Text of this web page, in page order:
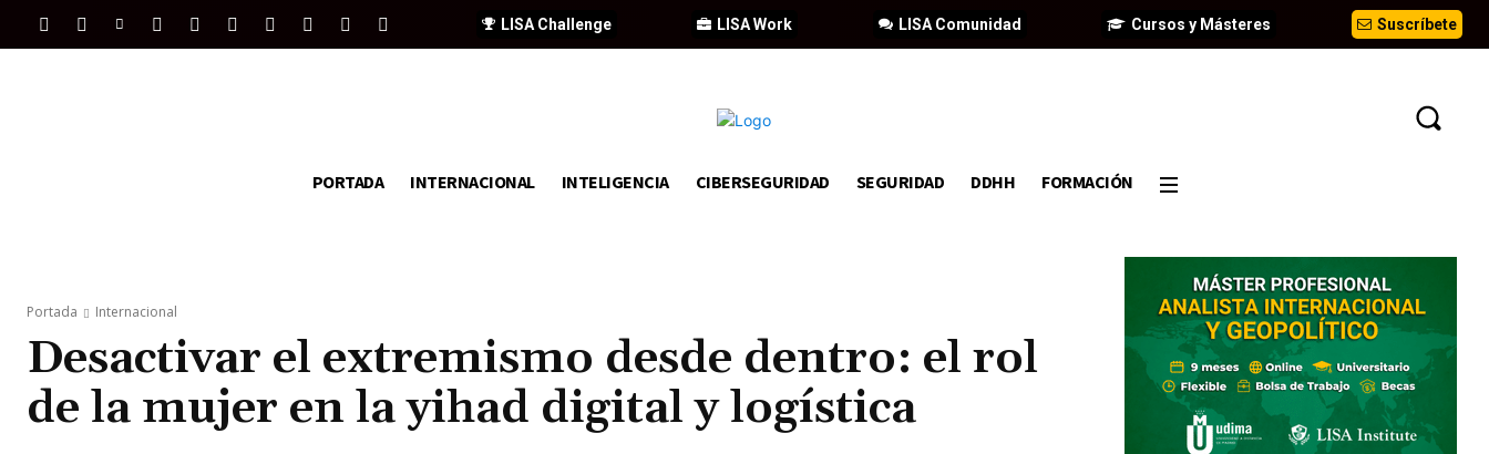
Suscríbete
Cursos y Másteres
LISA Comunidad
LISA Work
LISA Challenge
PORTADA INTERNACIONAL INTELIGENCIA CIBERSEGURIDAD SEGURIDAD DDHH FORMACIÓN
Portada Internacional
Desactivar el extremismo desde dentro: el rol
de la mujer en la yihad digital y logística